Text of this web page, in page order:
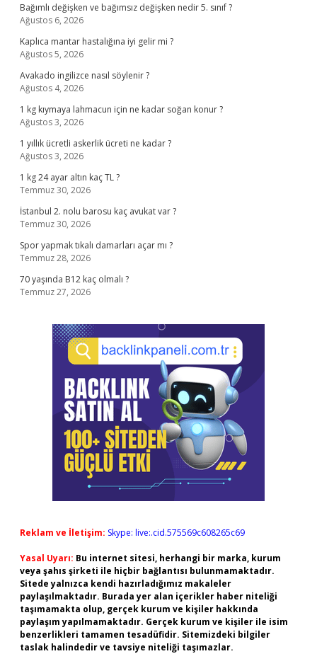
Bağımlı değişken ve bağımsız değişken nedir 5. sınıf ?
Ağustos 6, 2026
Kaplıca mantar hastalığına iyi gelir mi ?
Ağustos 5, 2026
Avakado ingilizce nasıl söylenir ?
Ağustos 4, 2026
1 kg kıymaya lahmacun için ne kadar soğan konur ?
Ağustos 3, 2026
1 yıllık ücretli askerlik ücreti ne kadar ?
Ağustos 3, 2026
1 kg 24 ayar altın kaç TL ?
Temmuz 30, 2026
İstanbul 2. nolu barosu kaç avukat var ?
Temmuz 30, 2026
Spor yapmak tıkalı damarları açar mı ?
Temmuz 28, 2026
70 yaşında B12 kaç olmalı ?
Temmuz 27, 2026
Reklam ve İletişim: Skype: live:.cid.575569c608265c69
Yasal Uyarı: Bu internet sitesi, herhangi bir marka, kurum
veya şahıs şirketi ile hiçbir bağlantısı bulunmamaktadır.
Sitede yalnızca kendi hazırladığımız makaleler
paylaşılmaktadır. Burada yer alan içerikler haber niteliği
taşımamakta olup, gerçek kurum ve kişiler hakkında
paylaşım yapılmamaktadır. Gerçek kurum ve kişiler ile isim
benzerlikleri tamamen tesadüfidir. Sitemizdeki bilgiler
taslak halindedir ve tavsiye niteliği taşımazlar.